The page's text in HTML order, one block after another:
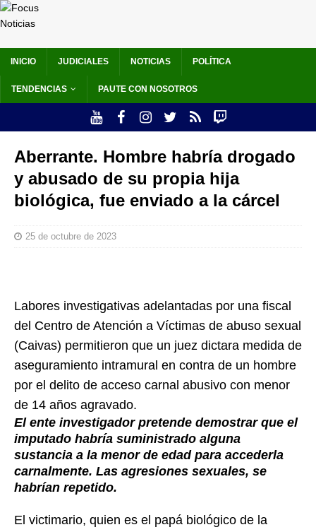
INICIO JUDICIALES NOTICIAS POLÍTICA
TENDENCIAS PAUTE CON NOSOTROS
Aberrante. Hombre habría drogado
y abusado de su propia hija
biológica, fue enviado a la cárcel
25 de octubre de 2023
Labores investigativas adelantadas por una fiscal
del Centro de Atención a Víctimas de abuso sexual
(Caivas) permitieron que un juez dictara medida de
aseguramiento intramural en contra de un hombre
por el delito de acceso carnal abusivo con menor
de 14 años agravado.
El ente investigador pretende demostrar que el
imputado habría suministrado alguna
sustancia a la menor de edad para accederla
carnalmente. Las agresiones sexuales, se
habrían repetido.
El victimario, quien es el papá biológico de la